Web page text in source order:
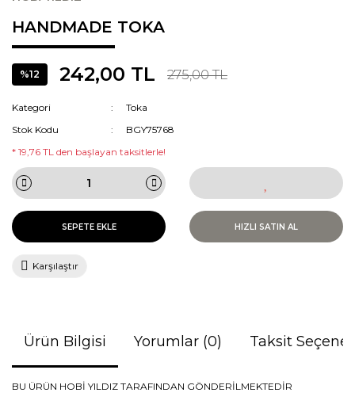
HANDMADE TOKA
%12 242,00 TL 275,00 TL
Kategori
Toka
Stok Kodu
BGY75768
* 19,76 TL den başlayan taksitlerle!
SEPETE EKLE HIZLI SATIN AL
Karşılaştır
Ürün Bilgisi Yorumlar (0) Taksit
BU ÜRÜN HOBİ YILDIZ TARAFINDAN GÖNDERİLMEKTEDİR